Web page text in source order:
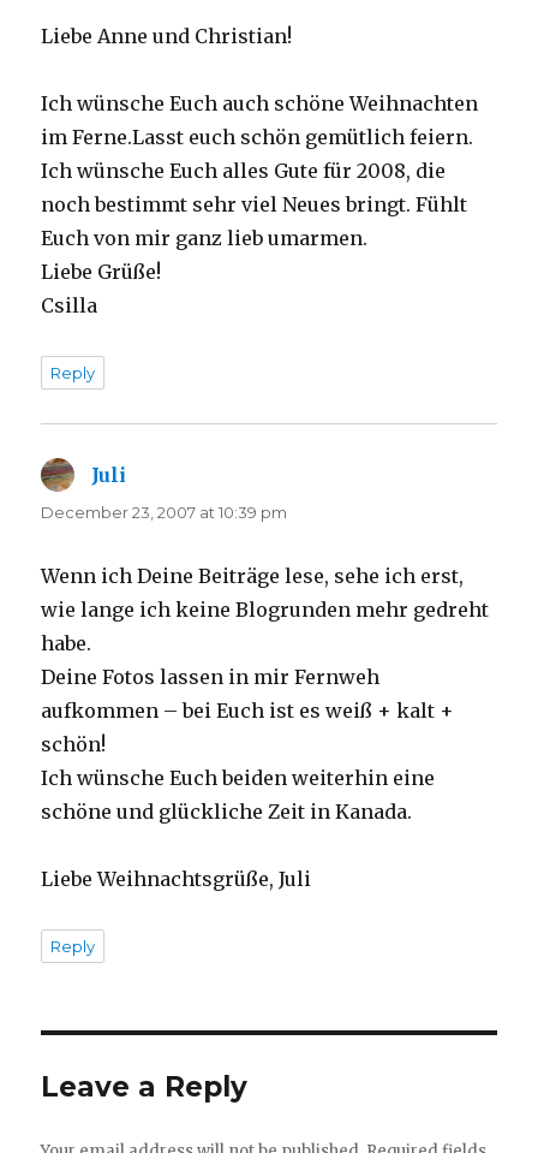
Liebe Anne und Christian!
Ich wünsche Euch auch schöne Weihnachten
im Ferne.Lasst euch schön gemütlich feiern.
Ich wünsche Euch alles Gute für 2008, die
noch bestimmt sehr viel Neues bringt. Fühlt
Euch von mir ganz lieb umarmen.
Liebe Grüße!
Csilla
Reply
Juli
December 23, 2007 at 10:39 pm
Wenn ich Deine Beiträge lese, sehe ich erst,
wie lange ich keine Blogrunden mehr gedreht
habe.
Deine Fotos lassen in mir Fernweh
aufkommen – bei Euch ist es weiß + kalt +
schön!
Ich wünsche Euch beiden weiterhin eine
schöne und glückliche Zeit in Kanada.
Liebe Weihnachtsgrüße, Juli
Reply
Leave a Reply